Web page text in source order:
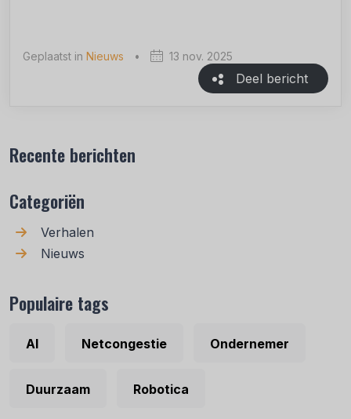
Geplaatst in Nieuws • 13 nov. 2025
Deel bericht
Recente berichten
Categoriën
Verhalen
Nieuws
Populaire tags
AI Netcongestie Ondernemer
Duurzaam Robotica